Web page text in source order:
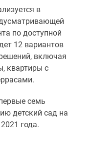
в
по доступной
12 вариантов
включая
квартиры с
семь
детский сад на
года.